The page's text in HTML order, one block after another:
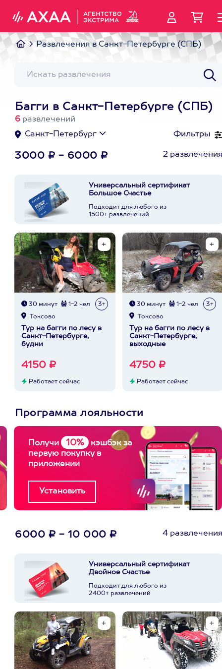
Развлечения в Санкт-Петербурге (СПБ)
Багги в Санкт-Петербурге (СПБ)
6 развлечений
Фильтры
Санкт-Петербург
3000 ₽ - 6000 ₽ 2
Универсальный сертификат
Большое Счастье
Подходит для любого из
1500+ развлечений
30 минут 1-2 чел 3+
Токсово
Тур на багги по лесу в
Санкт-Петербурге,
будни
4150 ₽
Работает сейчас
30 минут 1-2 чел 3+
Токсово
Тур на багги по лесу в
Санкт-Петербурге,
выходные
4750 ₽
Работает сейчас
Программа лояльности
Получи 10%
кэшбэк за
первую покупку в
приложении
6000 ₽ - 10 000 ₽ 4
Универсальный сертификат
Двойное Счастье
Подходит для любого из
2400+ развлечений